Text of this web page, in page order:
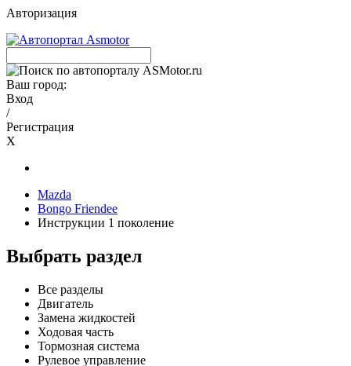
Авторизация
Ваш город:
Вход
/
Регистрация
X
Mazda
Bongo Friendee
Инструкции 1 поколение
Выбрать раздел
Все разделы
Двигатель
Замена жидкостей
Ходовая часть
Тормозная система
Рулевое управление